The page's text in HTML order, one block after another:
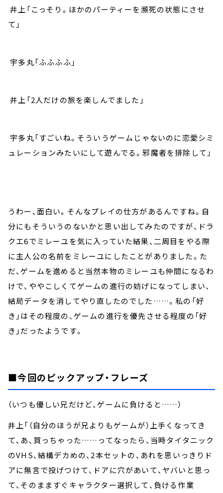
井上「こっそり。ほかのパーティーを瀕死の状態にさせ
て」
宇多丸「ふふふふ」
井上「2人だけの旅を楽しんでました」
宇多丸「すごいね。そういうゲームじゃないのに恋愛シミ
ュレーションみたいにして遊んでる。邪魔者を排除して」
うわー、面白い。そんなプレイの仕方があるんですね。自
分にもそういうのないかと思い出してみたのですが、ドラ
クエ6でミレーユを気に入っていた結果、二周目をやる際
に主人公の名前をミレーユにしたことがありました。た
だ、ゲームを進めると当然本物のミレーユも仲間になるわ
けで、ややこしくてゲームの進行の妨げになってしまい、
結局データを消してやり直したのでした……。私の「好
き」はその程度の、ゲームの進行を優先させる程度の「好
き」だったようです。
■今回のピックアップ・フレーズ
（いつも優しい兄だけど、ゲームに負けると……）
井上「（自分のほうが兄よりもゲームが）上手くなってき
て、あ、買っちゃった……ってなったら、当時タイタニック
のVHS、結構デカめの、2本セットの、あれを思いっきりド
アに無言で投げつけて、ドアに穴があいて、ヤバいと思っ
て、そのまますぐキャラクター選択して、負ける作業